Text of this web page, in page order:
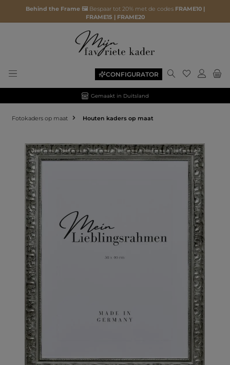
Behind the Frame 🖼️ Bespaar tot 20% met de codes FRAME10 |
FRAME15 | FRAME20
CONFIGURATOR
Gemaakt in Duitsland
Fotokaders op maat Houten kaders op maat
Afbeeldingengalerij overslaan